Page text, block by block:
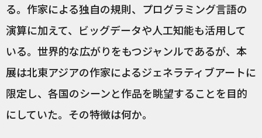
る。作家による独自の規則、プログラミング言語の
演算に加えて、ビッグデータや人工知能も活用して
いる。世界的な広がりをもつジャンルであるが、本
展は北東アジアの作家によるジェネラティブアートに
限定し、各国のシーンと作品を眺望することを目的
にしていた。その特徴は何か。